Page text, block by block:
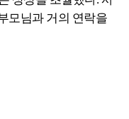
모님과 거의 연락을